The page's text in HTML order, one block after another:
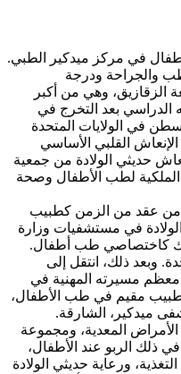
في مركز ميدكير الطبي.
والجراحة ودرجة
وهي من أكبر
الدراسي بعد التخرج في
في الولايات المتحدة
القلبي الأساسي
حديثي الولادة من جمعية
الملكية لطب الأطفال وصحة
من عقد من الزمن كطبيب
في مستشفيات وزارة
كاختصاصي طب أطفال.
وبعد ذلك، انتقل إلى
معظم مسيرته المهنية في
مقيم في طب الأطفال،
ميدكير، الشارقة.
المعدية، ومجموعة
ذلك الربو عند الأطفال،
ورعاية حديثي الولادة